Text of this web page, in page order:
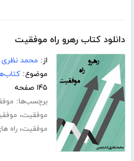
دانلود کتاب رهرو راه موفقیت
از: محمد
موضوع:
۱۴۵ صفحه
برچسب‌ها:
موفقیت،
موفقیت،راه